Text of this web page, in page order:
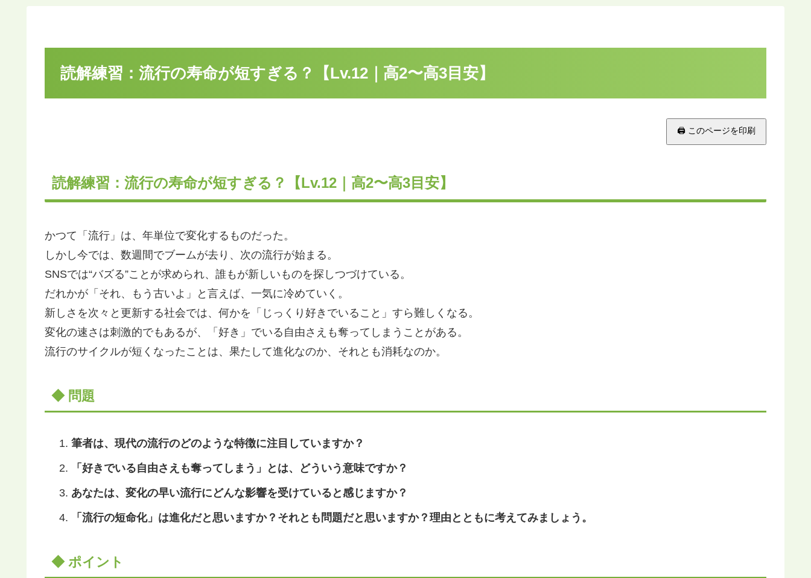
読解練習：流行の寿命が短すぎる？【Lv.12｜高2〜高3目安】
🖨 このページを印刷
読解練習：流行の寿命が短すぎる？【Lv.12｜高2〜高3目安】
かつて「流行」は、年単位で変化するものだった。
しかし今では、数週間でブームが去り、次の流行が始まる。
SNSでは“バズる”ことが求められ、誰もが新しいものを探しつづけている。
だれかが「それ、もう古いよ」と言えば、一気に冷めていく。
新しさを次々と更新する社会では、何かを「じっくり好きでいること」すら難しくなる。
変化の速さは刺激的でもあるが、「好き」でいる自由さえも奪ってしまうことがある。
流行のサイクルが短くなったことは、果たして進化なのか、それとも消耗なのか。
◆ 問題
筆者は、現代の流行のどのような特徴に注目していますか？
「好きでいる自由さえも奪ってしまう」とは、どういう意味ですか？
あなたは、変化の早い流行にどんな影響を受けていると感じますか？
「流行の短命化」は進化だと思いますか？それとも問題だと思いますか？理由とともに考えてみましょう。
◆ ポイント